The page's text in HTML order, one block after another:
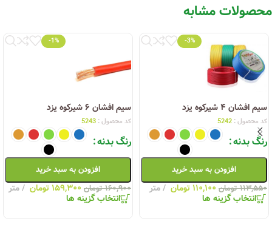
محصولات مشابه
-3%
سیم افشان ۴ شیرکوه یزد
کد محصول : 5242
رنگ بدنه
افزودن به سبد خرید
۱۱۳,۵۵۰ تومان ۱۱۰,۱۰۰ تومان متر
انتخاب گزینه ها
-1%
سیم افشان ۶ شیرکوه یزد
کد محصول : 5243
رنگ بدنه
افزودن به سبد خرید
۱۶۰,۹۰۰ تومان ۱۵۹,۳۰۰ تومان متر
انتخاب گزینه ها